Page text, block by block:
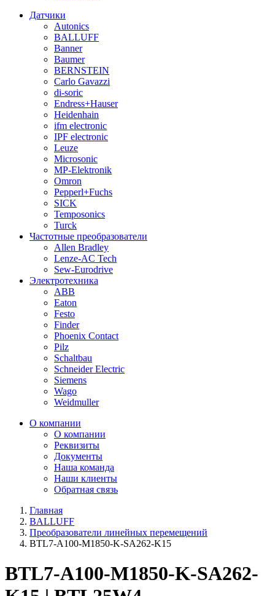
Датчики
Autonics
BALLUFF
Banner
Baumer
BERNSTEIN
Carlo Gavazzi
di-soric
Endress+Hauser
Heidenhain
ifm electronic
IPF electronic
Leuze
Microsonic
MP-Elektronik
Omron
Pepperl+Fuchs
SICK
Temposonics
Turck
Частотные преобразователи
Allen Bradley
Lenze-AC Tech
Sew-Eurodrive
Электротехника
ABB
Eaton
Festo
Finder
Phoenix Contact
Pilz
Schaltbau
Schneider Electric
Siemens
Wago
Weidmuller
О компании
О компании
Реквизиты
Документы
Наша команда
Наши клиенты
Обратная связь
Главная
BALLUFF
Преобразователи линейных перемещений
BTL7-A100-M1850-K-SA262-K15
BTL7-A100-M1850-K-SA262-